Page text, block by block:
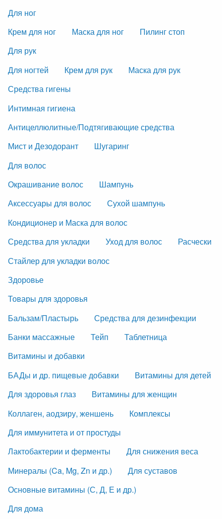
Для ног
Крем для ног
Маска для ног
Пилинг стоп
Для рук
Для ногтей
Крем для рук
Маска для рук
Средства гигены
Интимная гигиена
Антицеллюлитные/Подтягивающие средства
Мист и Дезодорант
Шугаринг
Для волос
Окрашивание волос
Шампунь
Аксессуары для волос
Сухой шампунь
Кондиционер и Маска для волос
Средства для укладки
Уход для волос
Расчески
Стайлер для укладки волос
Здоровье
Товары для здоровья
Бальзам/Пластырь
Средства для дезинфекции
Банки массажные
Тейп
Таблетница
Витамины и добавки
БАДы и др. пищевые добавки
Витамины для детей
Для здоровья глаз
Витамины для женщин
Коллаген, аодзиру, женшень
Комплексы
Для иммунитета и от простуды
Лактобактерии и ферменты
Для снижения веса
Минералы (Ca, Mg, Zn и др.)
Для суставов
Основные витамины (С, Д, Е и др.)
Для дома